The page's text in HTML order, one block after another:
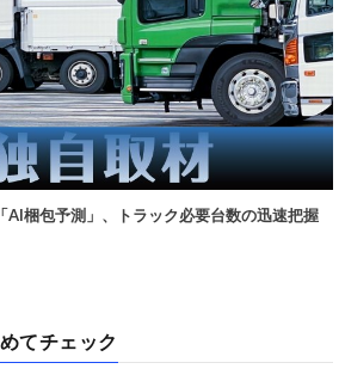
AI梱包予測」、トラック必要台数の迅速把握
てチェック